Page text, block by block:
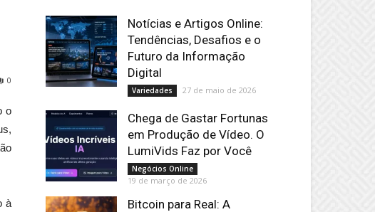
0
o
à
Notícias e Artigos Online:
Tendências, Desafios e o
Futuro da Informação
Digital
Variedades 27 de maio de 2026
Chega de Gastar Fortunas
em Produção de Vídeo. O
LumiVids Faz por Você
Negócios Online
19 de março de 2026
Bitcoin para Real: A